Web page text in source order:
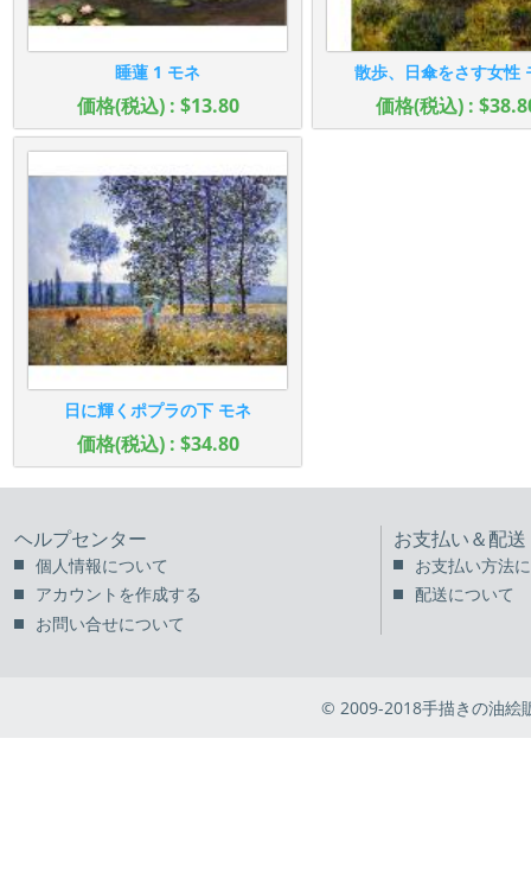
睡蓮 1 モネ
価格(税込) : $13.80
散歩、日傘をさす女性
価格(税込) :
日に輝くポプラの下 モネ
価格(税込) : $34.80
ヘルプセンター
個人情報について
アカウントを作成する
お問い合せについて
お支払い＆配送
お支払い方法
配送について
© 2009-2018手描きの油絵